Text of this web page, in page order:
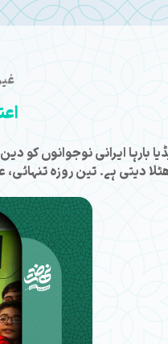
بارہا ایرانی نوجوانوں کو
دیتی ہے۔ تین روزہ تنہائی،